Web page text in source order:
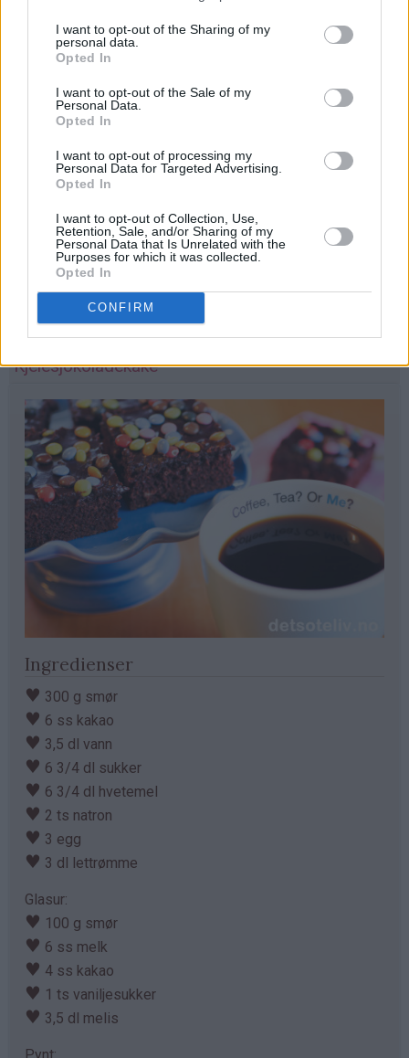
I want to opt-out of the Sharing of my
personal data.
Opted In
I want to opt-out of the Sale of my
Personal Data.
Opted In
I want to opt-out of processing my
Personal Data for Targeted Advertising.
Opted In
I want to opt-out of Collection, Use,
Retention, Sale, and/or Sharing of my
Personal Data that Is Unrelated with the
Purposes for which it was collected.
Opted In
CONFIRM
print
Kjelesjokoladekake
Ingredienser
♥ 300 g smør
♥ 6 ss kakao
♥ 3,5 dl vann
♥ 6 3/4 dl sukker
♥ 6 3/4 dl hvetemel
♥ 2 ts natron
♥ 3 egg
♥ 3 dl lettrømme
Glasur:
♥ 100 g smør
♥ 6 ss melk
♥ 4 ss kakao
♥ 1 ts vaniljesukker
♥ 3,5 dl melis